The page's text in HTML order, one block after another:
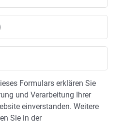
Formulars erklären Sie
und Verarbeitung Ihrer
einverstanden. Weitere
Sie in der